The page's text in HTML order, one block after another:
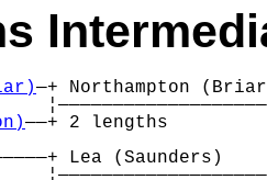
—+ Northampton
——+ 2 lengths
Lea